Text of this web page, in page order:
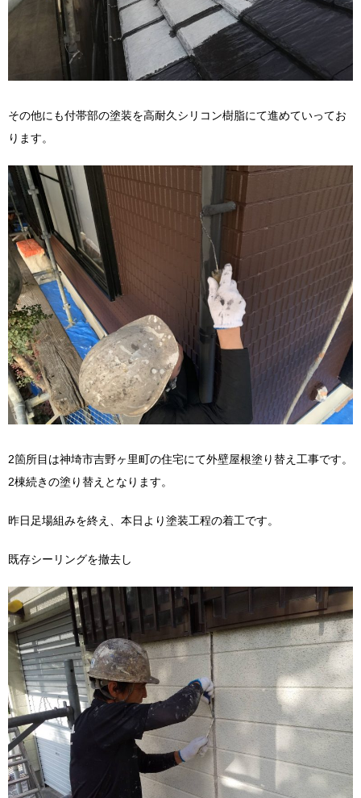
その他にも付帯部の塗装を高耐久シリコン樹脂にて進めていってお
ります。
2箇所目は神埼市吉野ヶ里町の住宅にて外壁屋根塗り替え工事です。
2棟続きの塗り替えとなります。
昨日足場組みを終え、本日より塗装工程の着工です。
既存シーリングを撤去し